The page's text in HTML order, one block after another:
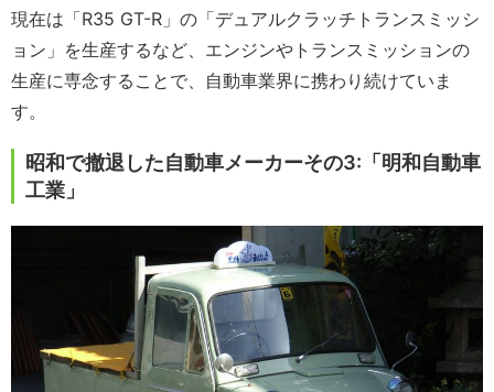
現在は「R35 GT-R」の「デュアルクラッチトランスミッシ
ョン」を生産するなど、エンジンやトランスミッションの
生産に専念することで、自動車業界に携わり続けていま
す。
昭和で撤退した自動車メーカーその3:「明和自動車
工業」